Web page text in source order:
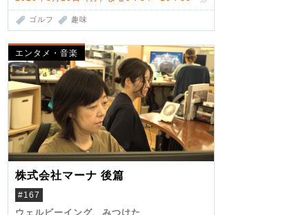
ゴルフ 趣味
エンタメ・音楽
株式会社マーナ 後篇
#167
ウェルビーイング、みつけた